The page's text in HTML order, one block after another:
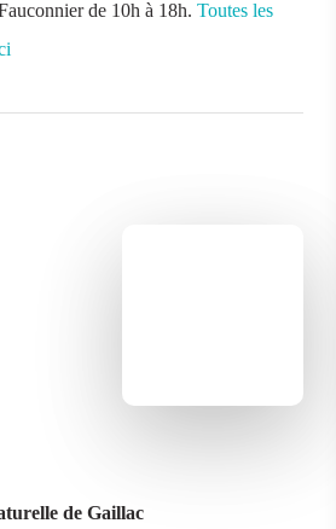
de 10h à 18h.Toutes les
de Gaillac